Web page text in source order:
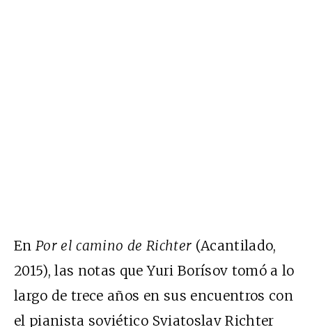
EnPor el camino de Richter (Acantilado,
2015), las notas que Yuri Borísov tomó a lo
largo de trece años en sus encuentros con
el pianista soviético Sviatoslav Richter